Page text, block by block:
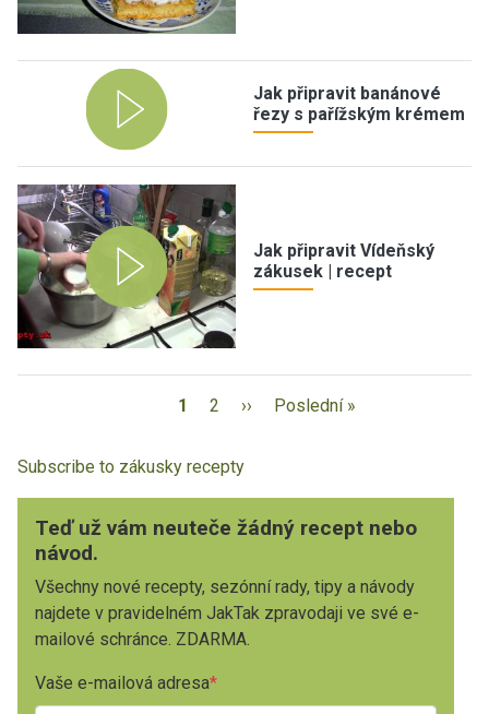
Jak připravit banánové
řezy s pařížským krémem
Jak připravit Vídeňský
zákusek | recept
1 2 ›› Poslední »
Subscribe to zákusky recepty
Teď už vám neuteče žádný recept nebo
návod.
Všechny nové recepty, sezónní rady, tipy a návody
najdete v pravidelném JakTak zpravodaji ve své e-
mailové schránce. ZDARMA.
Vaše e-mailová adresa